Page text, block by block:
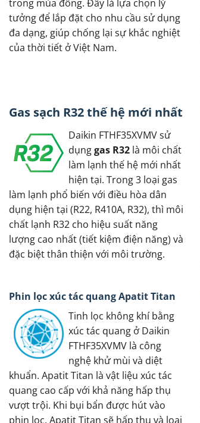
trong mùa đông. Đây là lựa chọn lý
tưởng để lắp đặt cho nhu cầu sử dụng
đa dạng, giúp chống lại sự khắc nghiệt
của thời tiết ở Việt Nam.
Gas sạch R32 thế hệ mới nhất
Daikin FTHF35XVMV sử
dụnggas R32 là môi chất
làm lạnh thế hệ mới nhất
hiện tại. Trong 3 loại gas
làm lạnh phổ biến với điều hòa dân
dụng hiện tại (R22, R410A, R32), thì môi
chất lạnh R32 cho hiệu suất năng
lượng cao nhất (tiết kiệm điện năng) và
đặc biệt thân thiện với môi trường.
Phin lọc xúc tác quang Apatit Titan
Tinh lọc không khí bằng
xúc tác quang ở Daikin
FTHF35XVMV là công
nghệ khử mùi và diệt
khuẩn. Apatit Titan là vật liệu xúc tác
quang cao cấp với khả năng hấp thụ
vượt trội. Khi bụi bẩn được hút vào
phin lọc, Apatit Titan sẽ hấp thu và loại